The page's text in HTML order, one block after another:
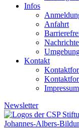
Infos
Anfahrt
Kontakt
Impressum
Newsletter